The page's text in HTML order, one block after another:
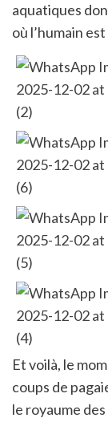
aquatiques
où l’humain
Et voilà, le
coups de
le royaume